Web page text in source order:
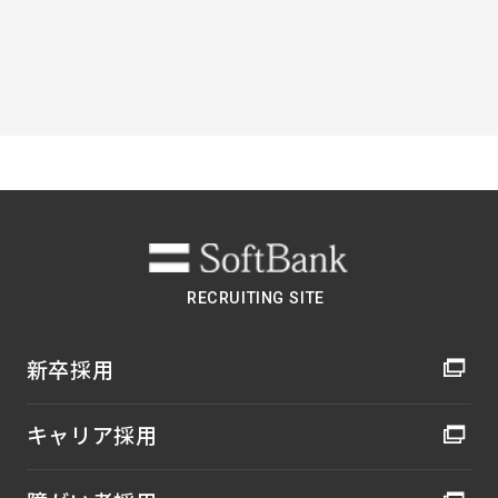
RECRUITING SITE
新卒採用
キャリア採用